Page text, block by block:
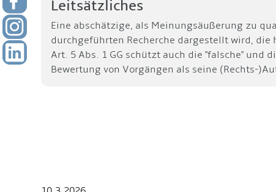
Leitsätzliches
Eine abschätzige, als Meinungsäußerung zu
durchgeführten Recherche dargestellt wird,
Art. 5 Abs. 1 GG schützt auch die "falsche"
Bewertung von Vorgängen als seine (Rechts-